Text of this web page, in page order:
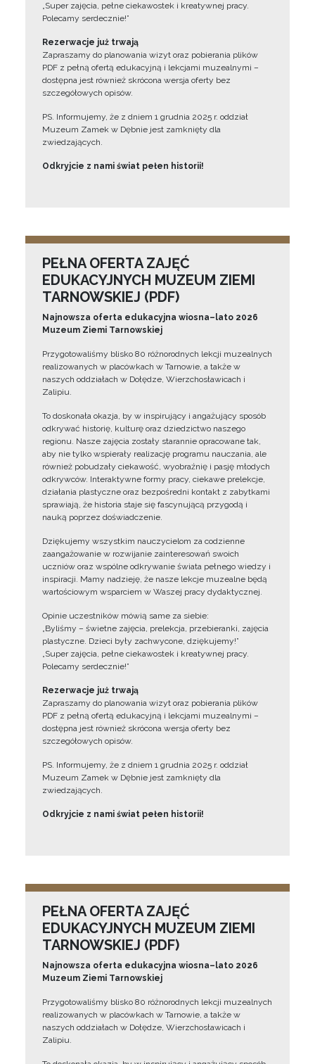
„Super zajęcia, pełne ciekawostek i kreatywnej pracy.
Polecamy serdecznie!”
Rezerwacje już trwają
Zapraszamy do planowania wizyt oraz pobierania plików
PDF z pełną ofertą edukacyjną i lekcjami muzealnymi –
dostępna jest również skrócona wersja oferty bez
szczegółowych opisów.
PS. Informujemy, że z dniem 1 grudnia 2025 r. oddział
Muzeum Zamek w Dębnie jest zamknięty dla
zwiedzających.
Odkryjcie z nami świat pełen historii!
PEŁNA OFERTA ZAJĘĆ
EDUKACYJNYCH MUZEUM ZIEMI
TARNOWSKIEJ (PDF)
Najnowsza oferta edukacyjna wiosna–lato 2026
Muzeum Ziemi Tarnowskiej
Przygotowaliśmy blisko 80 różnorodnych lekcji muzealnych
realizowanych w placówkach w Tarnowie, a także w
naszych oddziałach w Dołędze, Wierzchosławicach i
Zalipiu.
To doskonała okazja, by w inspirujący i angażujący sposób
odkrywać historię, kulturę oraz dziedzictwo naszego
regionu. Nasze zajęcia zostały starannie opracowane tak,
aby nie tylko wspierały realizację programu nauczania, ale
również pobudzały ciekawość, wyobraźnię i pasję młodych
odkrywców. Interaktywne formy pracy, ciekawe prelekcje,
działania plastyczne oraz bezpośredni kontakt z zabytkami
sprawiają, że historia staje się fascynującą przygodą i
nauką poprzez doświadczenie.
Dziękujemy wszystkim nauczycielom za codzienne
zaangażowanie w rozwijanie zainteresowań swoich
uczniów oraz wspólne odkrywanie świata pełnego wiedzy i
inspiracji. Mamy nadzieję, że nasze lekcje muzealne będą
wartościowym wsparciem w Waszej pracy dydaktycznej.
Opinie uczestników mówią same za siebie:
„Byliśmy – świetne zajęcia, prelekcja, przebieranki, zajęcia
plastyczne. Dzieci były zachwycone, dziękujemy!”
„Super zajęcia, pełne ciekawostek i kreatywnej pracy.
Polecamy serdecznie!”
Rezerwacje już trwają
Zapraszamy do planowania wizyt oraz pobierania plików
PDF z pełną ofertą edukacyjną i lekcjami muzealnymi –
dostępna jest również skrócona wersja oferty bez
szczegółowych opisów.
PS. Informujemy, że z dniem 1 grudnia 2025 r. oddział
Muzeum Zamek w Dębnie jest zamknięty dla
zwiedzających.
Odkryjcie z nami świat pełen historii!
PEŁNA OFERTA ZAJĘĆ
EDUKACYJNYCH MUZEUM ZIEMI
TARNOWSKIEJ (PDF)
Najnowsza oferta edukacyjna wiosna–lato 2026
Muzeum Ziemi Tarnowskiej
Przygotowaliśmy blisko 80 różnorodnych lekcji muzealnych
realizowanych w placówkach w Tarnowie, a także w
naszych oddziałach w Dołędze, Wierzchosławicach i
Zalipiu.